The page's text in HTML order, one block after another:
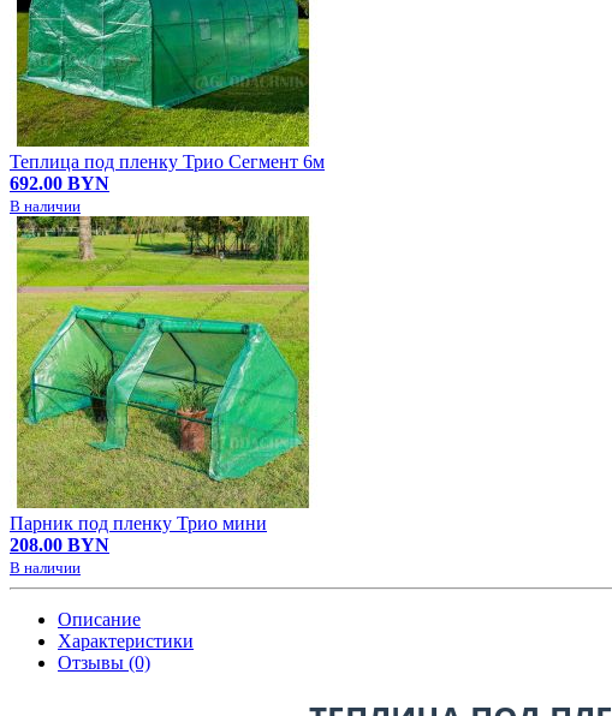
Теплица под пленку Трио Сегмент 6м
692.00 BYN
В наличии
Парник под пленку Трио мини
208.00 BYN
В наличии
Описание
Характеристики
Отзывы (0)